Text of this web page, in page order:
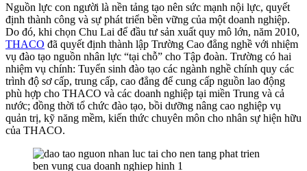
Nguồn lực con người là nền tảng tạo nên sức mạnh nội lực, quyết
định thành công và sự phát triển bền vững của một doanh nghiệp.
Do đó, khi chọn Chu Lai để đầu tư sản xuất quy mô lớn, năm 2010,
THACO đã quyết định thành lập Trường Cao đẳng nghề với nhiệm
vụ đào tạo nguồn nhân lực “tại chỗ” cho Tập đoàn. Trường có hai
nhiệm vụ chính: Tuyển sinh đào tạo các ngành nghề chính quy các
trình độ sơ cấp, trung cấp, cao đẳng để cung cấp nguồn lao động
phù hợp cho THACO và các doanh nghiệp tại miền Trung và cả
nước; đồng thời tổ chức đào tạo, bồi dưỡng nâng cao nghiệp vụ
quản trị, kỹ năng mềm, kiến thức chuyên môn cho nhân sự hiện hữu
của THACO.